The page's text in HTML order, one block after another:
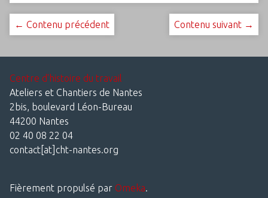
← Contenu précédent Contenu suivant →
Centre d'histoire du travail
Ateliers et Chantiers de Nantes
2bis, boulevard Léon-Bureau
44200 Nantes
02 40 08 22 04
contact[at]cht-nantes.org
Fièrement propulsé par Omeka.